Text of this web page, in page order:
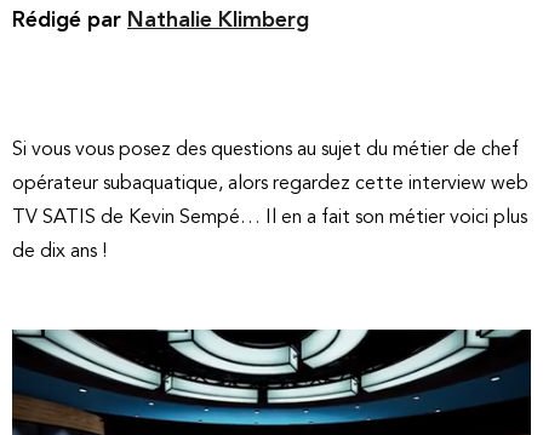
Rédigé par Nathalie Klimberg
Si vous vous posez des questions au sujet du métier de chef
opérateur subaquatique, alors regardez cette interview web
TV SATIS de Kevin Sempé… Il en a fait son métier voici plus
de dix ans !
Link Embed